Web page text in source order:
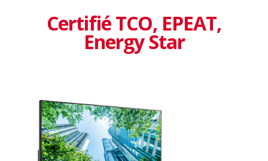
Certifié TCO, EPEAT,
Energy Star